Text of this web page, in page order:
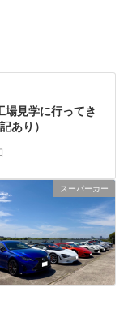
場見学に行ってき
あり）
スーパーカー